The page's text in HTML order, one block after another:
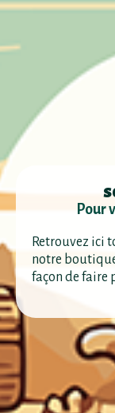
Pour
Retrouvez ici
notre
façon de faire